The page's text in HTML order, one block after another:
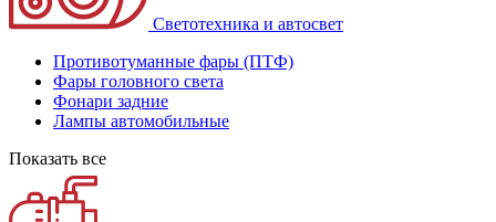
Светотехника и автосвет
Противотуманные фары (ПТФ)
Фары головного света
Фонари задние
Лампы автомобильные
Показать все